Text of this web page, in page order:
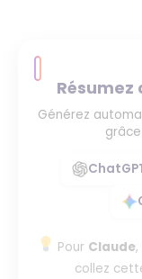
Résumez
Générez
Pour Claude,
collez